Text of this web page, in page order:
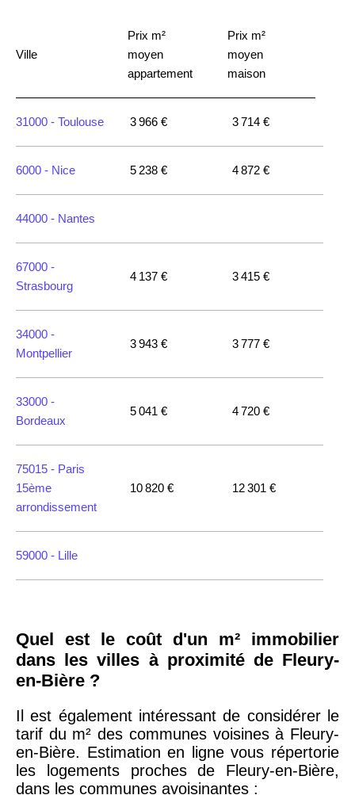
Ville
Prix m²
moyen
appartement
Prix m²
moyen
maison
31000 - Toulouse 3 966 € 3 714 €
6000 - Nice 5 238 € 4 872 €
44000 - Nantes
67000 -
Strasbourg
4 137 € 3 415 €
34000 -
Montpellier
3 943 € 3 777 €
33000 -
Bordeaux
5 041 € 4 720 €
75015 - Paris
15ème
arrondissement
10 820 € 12 301 €
59000 - Lille
75018 -
Paris
arrondissement
10 114 €
75020 -Paris
20ème
arrondissement
9 623 € 11 141 €
Quel est le coût d'un m² immobilier
dans les villes à proximité de Fleury-
en-Bière ?
Il est également intéressant de considérer le
tarif du m² des communes voisines à Fleury-
en-Bière. Estimation en ligne vous répertorie
les logements proches de Fleury-en-Bière,
dans les communes avoisinantes :